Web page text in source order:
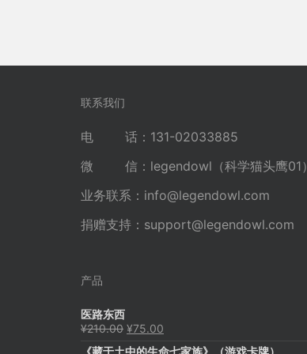
联系我们
电 话：131-02033885
微 信：legendowl（科学猫头鹰01）
业务联系： info@legendowl.com
捐赠支持： support@legendowl.com
产品
医路东西
¥210.00 原
¥75.00